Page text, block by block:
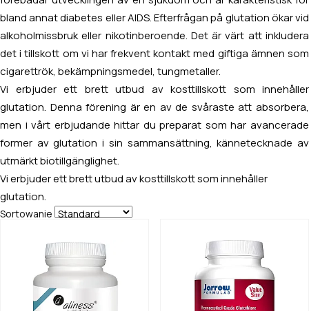
bland annat diabetes eller AIDS. Efterfrågan på glutation ökar vid
alkoholmissbruk eller nikotinberoende. Det är värt att inkludera
det i tillskott om vi har frekvent kontakt med giftiga ämnen som
cigarettrök, bekämpningsmedel, tungmetaller.
Vi erbjuder ett brett utbud av kosttillskott som innehåller
glutation. Denna förening är en av de svåraste att absorbera,
men i vårt erbjudande hittar du preparat som har avancerade
former av glutation i sin sammansättning, kännetecknade av
utmärkt biotillgänglighet.
Vi erbjuder ett brett utbud av kosttillskott som innehåller
glutation.
Sortowanie